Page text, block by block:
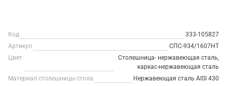
Код
333-105827
Артикул
СПС-934/1607НТ
Цвет
Столешница- нержавеющая сталь,
каркас-нержавеющая сталь
Материал столешницы стола
Нержавеющая сталь AISI 430